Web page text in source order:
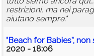
restrizioni, ma nei
aiutano sempre."
"Beach for Babies”, non
2020 - 18:06